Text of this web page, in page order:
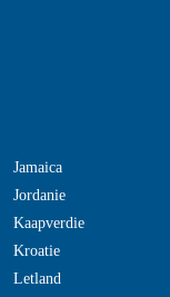
Jamaica
Jordanie
Kaapverdie
Kroatie
Letland